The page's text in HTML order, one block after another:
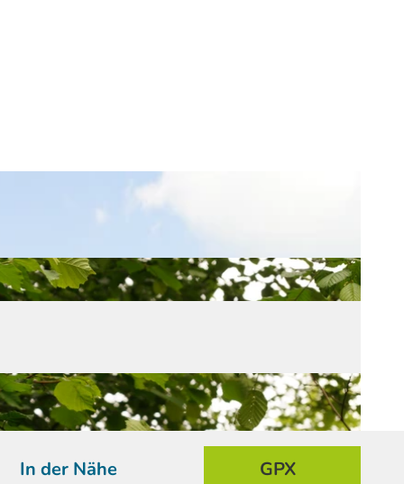
In der Nähe GPX